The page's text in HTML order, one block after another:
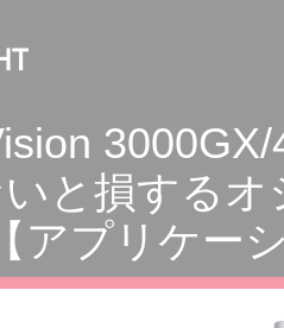
と損する
【アプリケー